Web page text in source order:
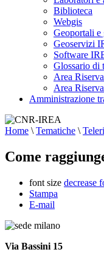
Biblioteca
Webgis
Geoportali e
Geoservizi
Software
Glossario di
Area
Area
Amministrazione
Home \ Tematiche \
Come
font size decrease
Stampa
E-mail
Via Bassini 15